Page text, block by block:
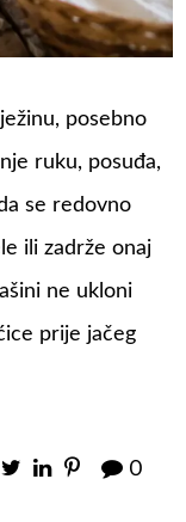
posebno
ruku, posuđa,
se redovno
ili zadrže onaj
ne ukloni
prije jačeg
0